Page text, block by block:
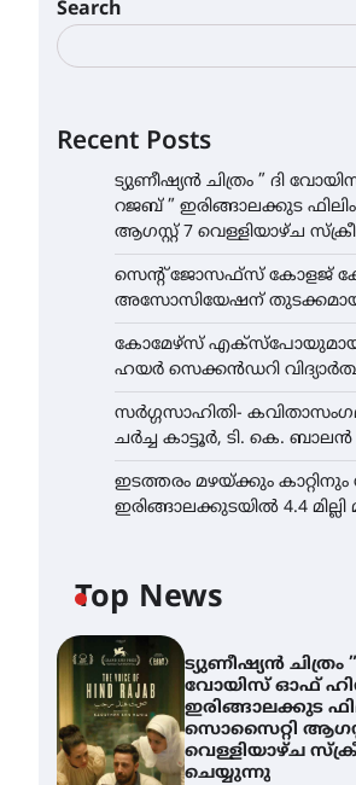
Search
Recent Posts
ട്യുണീഷ്യൻ ചിത്രം ” ദി
റജബ് ” ഇരിങ്ങാലക്കുട
ആഗസ്റ്റ് 7 വെള്ളിയാഴ്ച
സെന്റ് ജോസഫ്സ് കോളജ്
അസോസിയേഷന്
കോമേഴ്സ്
ഹയർ സെക്കൻഡറി
സർഗ്ഗസാഹിതി-
ചർച്ച കാട്ടൂർ, ടി. കെ.
ഇടത്തരം മഴയ്ക്കും
ഇരിങ്ങാലക്കുടയിൽ 4.4 മില്ലി
Top News
ട്യുണീഷ്യൻ ചിത്രം ”
വോയിസ് ഓഫ്
ഇരിങ്ങാലക്കുട
സൊസൈറ്റി
വെള്ളിയാഴ്ച
ചെയ്യുന്നു